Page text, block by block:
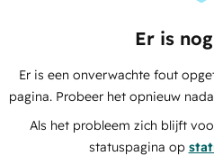
Er is
Er is een onverwachte fout
pagina. Probeer het opnieuw
Als het probleem zich blijft
statuspagina op